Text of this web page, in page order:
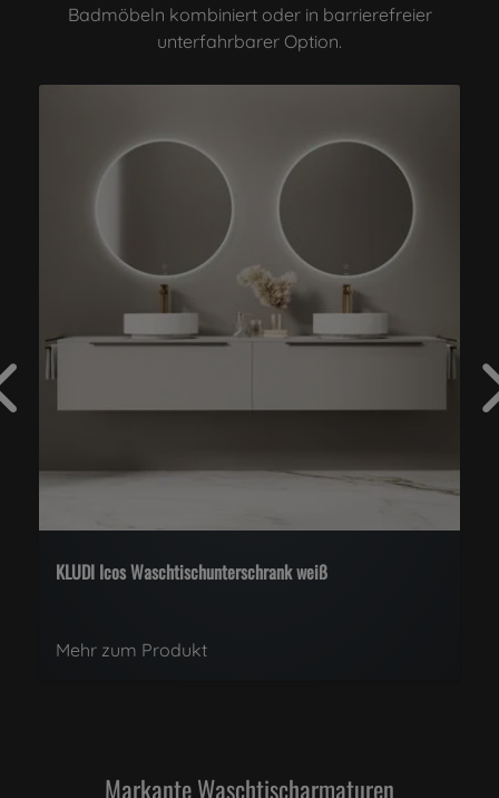
Badmöbeln kombiniert oder in barrierefreier
unterfahrbarer Option.
burgbad Badmöbel Sinea 3.0 Eiche
Mehr zum Produkt
Markante Waschtischarmaturen